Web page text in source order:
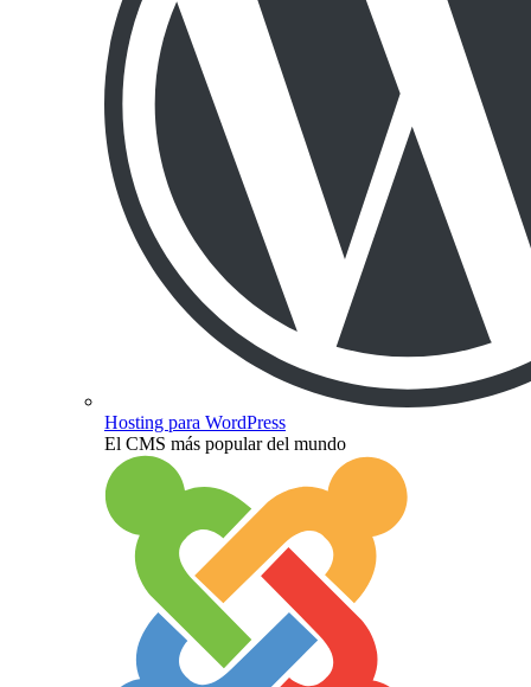
Hosting para WordPress
El CMS más popular del mundo